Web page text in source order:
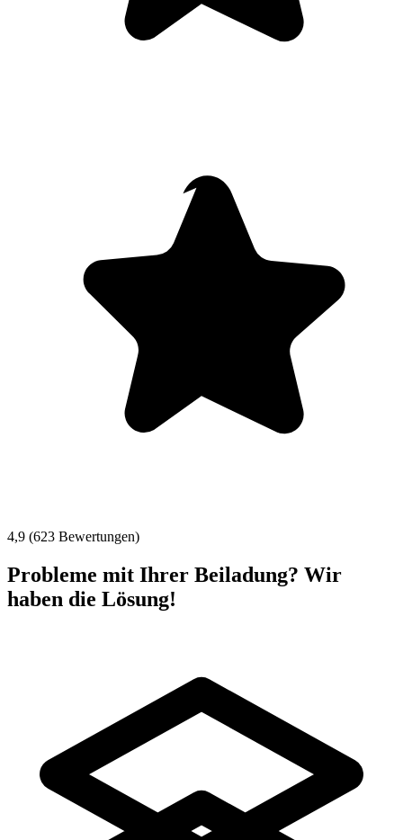
4,9 (623 Bewertungen)
Probleme mit Ihrer Beiladung? Wir
haben die Lösung!